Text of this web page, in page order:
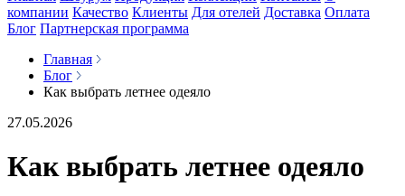
компании Качество Клиенты Для отелей Доставка Оплата
Блог Партнерская программа
Главная
Блог
Как выбрать летнее одеяло
27.05.2026
Как выбрать летнее одеяло